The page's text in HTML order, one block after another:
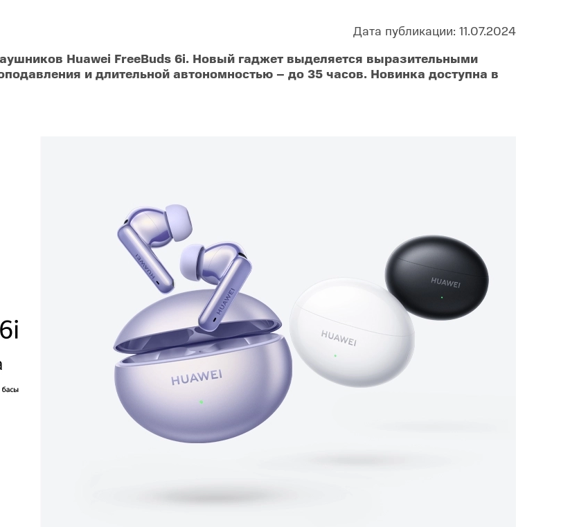
Дата публикации: 11.07.2024
Huawei FreeBuds 6i. Новый гаджет выделяется выразительными
и длительной автономностью – до 35 часов. Новинка доступна в